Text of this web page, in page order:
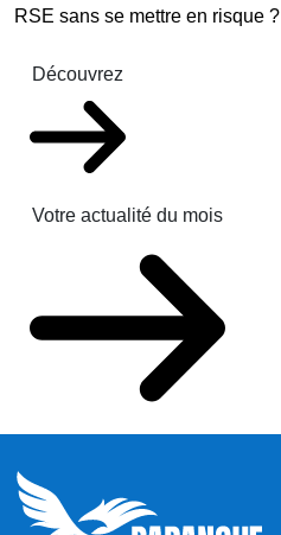
RSE sans se mettre en risque ?
Découvrez
Votre actualité du mois